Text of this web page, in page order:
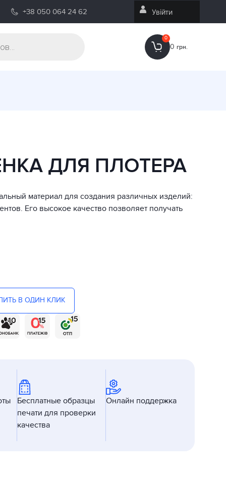
+38 050 064 24 62 Увійти
0 грн.
0
ДЛЯ ПЛОТЕРА
материал для создания различных изделий:
Его высокое качество позволяет получать
В ОДИН КЛИК
Бесплатные образцы
печати для проверки
качества
Онлайн поддержка